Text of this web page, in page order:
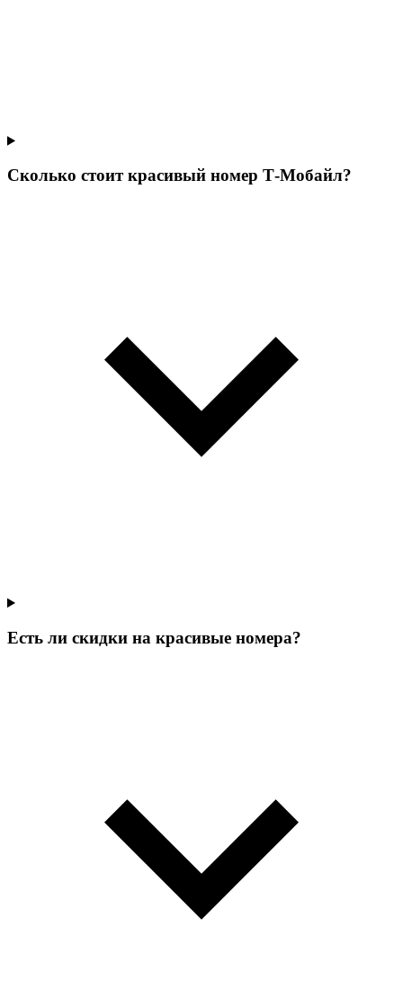
Сколько стоит красивый номер Т‑Мобайл?
Есть ли скидки на красивые номера?